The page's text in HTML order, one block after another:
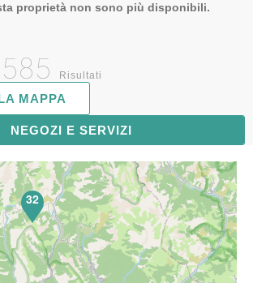
proprietà non sono più disponibili.
585 Risultati
NEGOZI E SERVIZI
MAPPA
119
32